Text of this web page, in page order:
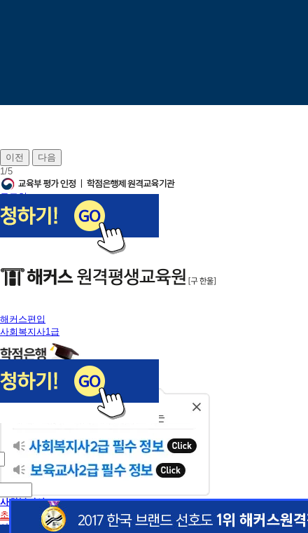
이전
다음
1/5
로그인
회원가입
장바구니
해커스편입
사회복지사1급
사회복지사
초보길잡이
사회복지사란